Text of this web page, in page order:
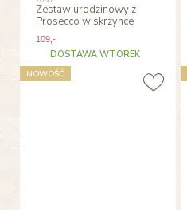
Zestaw urodzinowy z
Prosecco w skrzynce
109,-
DOSTAWA WTOREK
NOWOŚĆ